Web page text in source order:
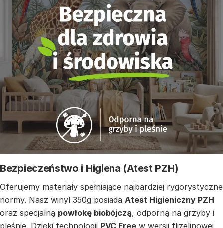
Bezpieczeństwo i Higiena (Atest PZH)
Oferujemy materiały spełniające najbardziej rygorystyczne
normy. Nasz winyl 350g posiada Atest Higieniczny PZH
oraz specjalną powłokę biobójczą, odporną na grzyby i
pleśnie. Dzięki technologii PVC Free w wersji flizelinowej